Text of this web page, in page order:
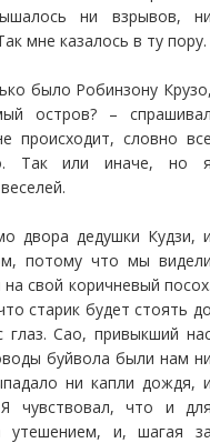
ни взрывов,
мне казалось в ту пору.
было Робинзону
остров? –
происходит, словно
Так или иначе, но
двора дедушки Кудзи,
потому что мы
свой коричневый
старик будет стоять
Сао, привыкший
буйвола были нам
ни капли дождя,
чувствовал, что и
утешением, и, шагая